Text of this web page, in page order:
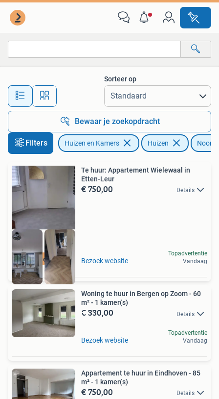
Alle afstanden…
Sorteer op
Bewaar je zoekopdracht
Filters Huizen en Kamers Huizen
Meer op onze site
Te huur: Appartement Wielewaal in
Etten-Leur
€ 750,00 Details
Bezoek website
Topadvertentie
Vandaag
Woning te huur in Bergen op Zoom - 60
m² - 1 kamer(s)
€ 330,00 Details
Bezoek website
Topadvertentie
Vandaag
Appartement te huur in Eindhoven - 85
m² - 1 kamer(s)
€ 750,00 Details